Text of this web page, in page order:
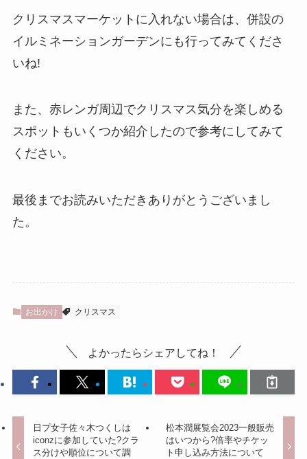
クリスマスマーケットに入れない場合は、併設の
イルミネーションガーデンにも行ってみてくださ
いね!
また、赤レンガ周辺でクリスマス気分を楽しめる
スポットもいくつか紹介したので参考にしてみて
ください。
最後までお読みいただきありがとうございまし
た。
お出かけ クリスマス
よかったらシェアしてね！
日プ女子佐々木つくしは
iconzに参加していた?クラ
ス分けや順位について調
松本潤展覧会2023一般販売
はいつから?倍率やチケッ
ト申し込み方法について